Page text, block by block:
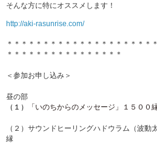
そんな方に特にオススメします！
http://aki-rasunrise.com/
＊＊＊＊＊＊＊＊＊＊＊＊＊＊＊＊＊＊＊＊
＊＊＊＊＊＊＊＊＊＊＊＊＊＊＊＊
＜参加お申し込み＞
昼の部
（１）
「いのちからのメッセージ」１５００
（２）サウンドヒーリングハドウラム（波
縁